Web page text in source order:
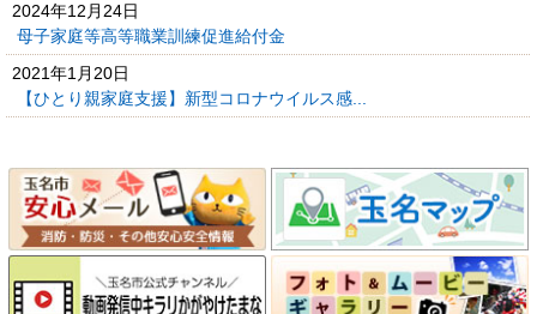
2024年12月24日
母子家庭等高等職業訓練促進給付金
2021年1月20日
【ひとり親家庭支援】新型コロナウイルス感...